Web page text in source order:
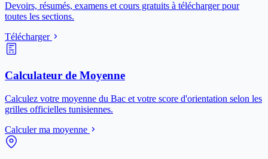
Devoirs, résumés, examens et cours gratuits à télécharger pour
toutes les sections.
Télécharger
Calculateur de Moyenne
Calculez votre moyenne du Bac et votre score d'orientation selon les
grilles officielles tunisiennes.
Calculer ma moyenne